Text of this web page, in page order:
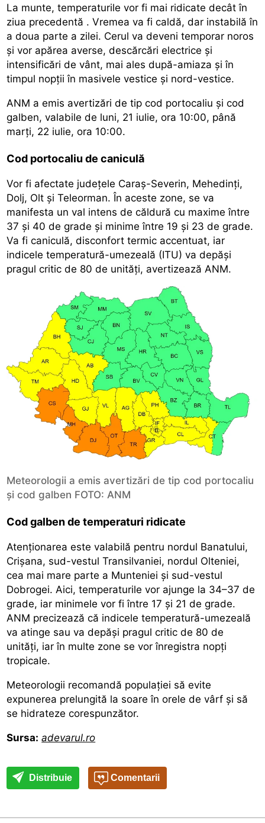
La munte,temperaturile vor fi mai ridicate decât în
ziua precedentă . Vremea va fi caldă, dar instabilă în
a doua parte a zilei. Cerul va deveni temporar noros
și vor apărea averse, descărcări electrice și
intensificări de vânt, mai ales după-amiaza și în
timpul nopții în masivele vestice și nord-vestice.
ANM a emis avertizări de tip cod portocaliu și cod
galben, valabile de luni, 21 iulie, ora 10:00, până
marți, 22 iulie, ora 10:00.
Cod portocaliu de caniculă
Vor fi afectate județele Caraș-Severin, Mehedinți,
Dolj, Olt și Teleorman. În aceste zone, se va
manifesta un val intens de căldură cu maxime între
37 și 40 de grade și minime între 19 și 23 de grade.
Va fi caniculă, disconfort termic accentuat, iar
indicele temperatură-umezeală (ITU) va depăși
pragul critic de 80 de unități, avertizează ANM.
Meteorologii a emis avertizări de tip cod portocaliu
și cod galben FOTO: ANM
Cod galben de temperaturi ridicate
Atenționarea este valabilă pentru nordul Banatului,
Crișana, sud-vestul Transilvaniei, nordul Olteniei,
cea mai mare parte a Munteniei și sud-vestul
Dobrogei. Aici, temperaturile vor ajunge la 34–37 de
grade, iar minimele vor fi între 17 și 21 de grade.
ANM precizează că indiceletemperatură-umezeală
va atinge sau va depăși pragul critic de 80 de
unități, iar în multe zone se vor înregistra nopți
tropicale.
Meteorologii recomandă populației să evite
expunerea prelungită la soare în orele de vârf și să
se hidrateze corespunzător.
Sursa: adevarul.ro
Distribuie Comentarii